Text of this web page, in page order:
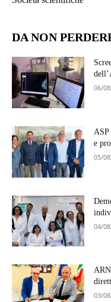
DA NON
06/
ASP
e
05/
04/
03/